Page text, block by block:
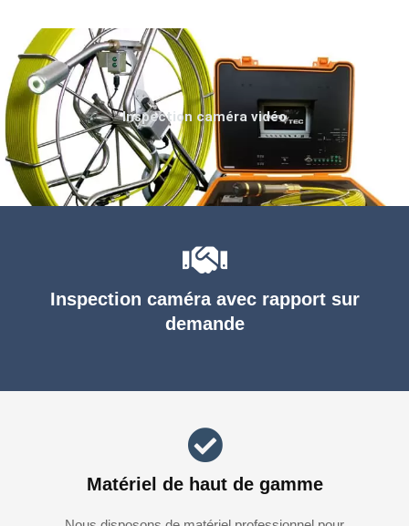
Inspection caméra avec rapport sur
demande
Matériel de haut de gamme
Inspection caméra vidéo